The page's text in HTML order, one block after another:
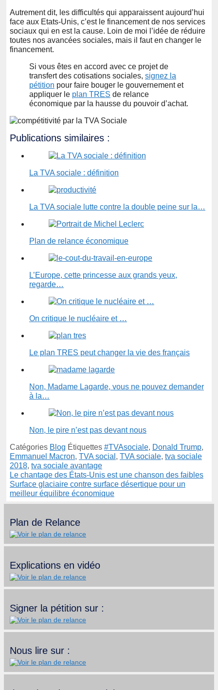
Autrement dit, les difficultés qui apparaissent aujourd’hui
face aux Etats-Unis, c’est le financement de nos services
sociaux qui en est la cause. Loin de moi l’idée de réduire
toutes nos avancées sociales, mais il faut en changer le
financement.
Si vous êtes en accord avec ce projet de
transfert des cotisations sociales, signez la
pétition pour faire bouger le gouvernement et
appliquer le plan TRES de relance
économique par la hausse du pouvoir d’achat.
Publications similaires :
La TVA sociale : définition
La TVA sociale lutte contre la double peine sur la…
Plan de relance économique
L’Europe, cette princesse aux grands yeux,
regarde…
On critique le nucléaire et …
Le plan TRES peut changer la vie des français
Non, Madame Lagarde, vous ne pouvez demander
à la…
Non, le pire n’est pas devant nous
Catégories Blog Étiquettes #TVAsociale, Donald Trump,
Emmanuel Macron, TVA social , TVA sociale, tva sociale
2018, tva sociale avantage
Le chantage des États-Unis est une chanson des faibles
Surface glaciaire contre surface désertique pour un
meilleur équilibre économique
Plan de Relance
Explications en vidéo
Signer la pétition sur :
Nous lire sur :